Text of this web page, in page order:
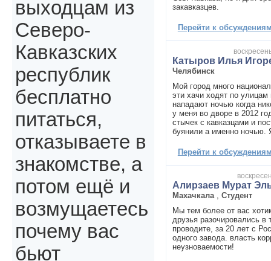
закавказцев.
Перейти к
Катыров Илья
Челябинск
Мой город много
эти хачи ходят по улицам
нападают ночью когда
у меня во дворе в 2012
стычек с кавказцами и
буянили а именно ночью.
Перейти к
Алирзаев Мурат
Махачкала
Студент
Мы тем более от вас
друзья разочировались в
проводите, за 20 лет с
одного завода. власть
неузноваемости!
выходцам из
Северо-
Кавказских
республик
бесплатно
питаться,
отказываете в
знакомстве, а
потом ещё и
возмущаетесь
почему вас
бьют